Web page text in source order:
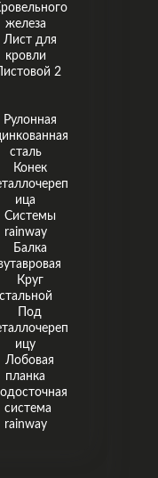
железа
Лист для
кровли
2
Рулонная
сталь
Конек
ица
Системы
rainway
Балка
Круг
стальной
Под
ицу
Лобовая
планка
система
rainway